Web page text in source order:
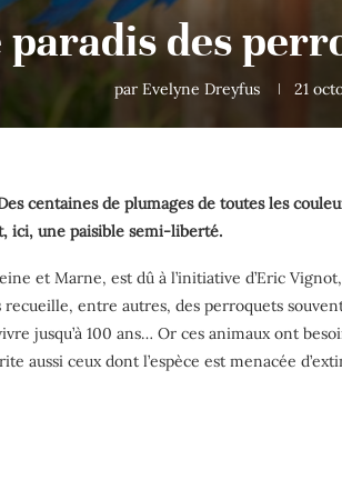
des
par Evelyne Dreyfus 21
centaines de plumages de toutes les
ici, une paisible semi-liberté.
et Marne, est dû à l’initiative d’Eric
entre autres, des perroquets
jusqu’à 100 ans… Or ces animaux ont
aussi ceux dont l’espèce est menacée